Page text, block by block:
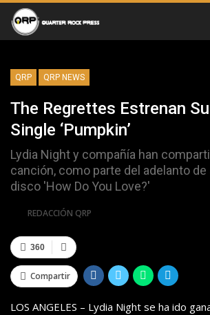
QRP QRP NEWS
The Regrettes Estrenan
Single ‘Pumpkin’
Lydia Night y compañía han
canción, como parte del adelanto
disco 'How Do You Love?'
REDACCIÓN QRP
360
Compartir
LOS ANGELES – Lydia Night se ha ido